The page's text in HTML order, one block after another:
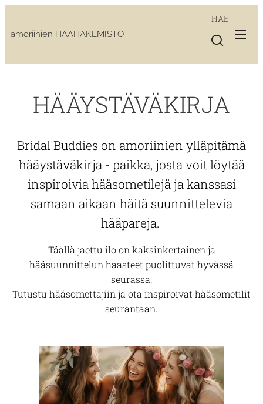
amoriinien HÄÄHAKEMISTO
HAE
HÄÄYSTÄVÄKIRJA
Bridal Buddies on amoriinien ylläpitämä
hääystäväkirja - paikka, josta voit löytää
inspiroivia hääsometilejä ja kanssasi
samaan aikaan häitä suunnittelevia
hääpareja.
Täällä jaettu ilo on kaksinkertainen ja
hääsuunnittelun haasteet puolittuvat hyvässä
seurassa.
Tutustu hääsomettajiin ja ota inspiroivat hääsometilit
seurantaan.